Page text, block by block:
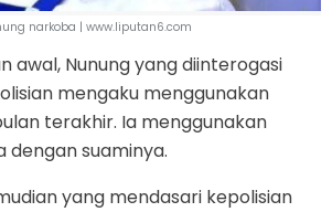
narkoba | www.liputan6.com
awal, Nunung yang diinterogasi
mengaku menggunakan
terakhir. Ia menggunakan
suaminya.
yang mendasari kepolisian